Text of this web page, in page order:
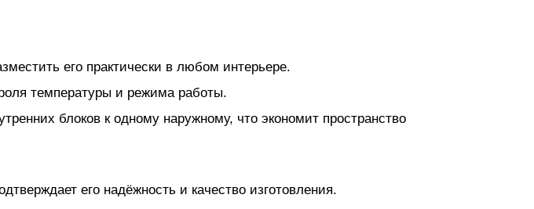
его практически в любом интерьере.
температуры и режима работы.
блоков к одному наружному, что экономит пространство
его надёжность и качество изготовления.